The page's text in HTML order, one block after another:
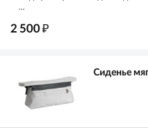
...
2 500₽
Сиденье